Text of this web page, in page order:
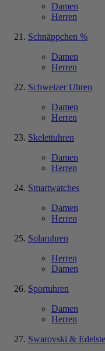
Damen
Herren
Schnäppchen %
Damen
Herren
Schweizer Uhren
Damen
Herren
Skelettuhren
Damen
Herren
Smartwatches
Damen
Herren
Solaruhren
Herren
Damen
Sportuhren
Damen
Herren
Swarovski &